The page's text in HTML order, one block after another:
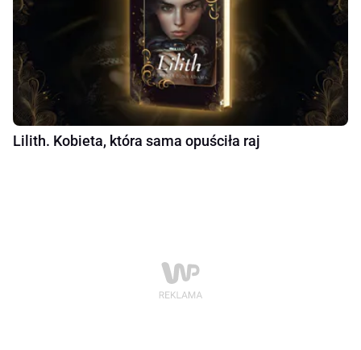
Lilith. Kobieta, która sama opuściła raj